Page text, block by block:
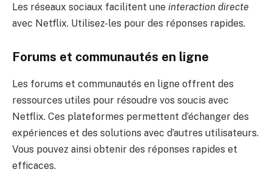
Les réseaux sociaux facilitent une interaction directe
avec Netflix. Utilisez-les pour des réponses rapides.
Forums et communautés en ligne
Les forums et communautés en ligne offrent des
ressources utiles pour résoudre vos soucis avec
Netflix. Ces plateformes permettent d’échanger des
expériences et des solutions avec d’autres utilisateurs.
Vous pouvez ainsi obtenir des réponses rapides et
efficaces.